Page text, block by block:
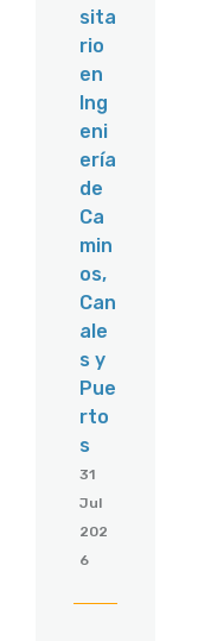
sita
rio
en
Ing
eni
ería
de
Ca
min
os,
Can
ale
s y
Pue
rto
s
31
Jul
202
6